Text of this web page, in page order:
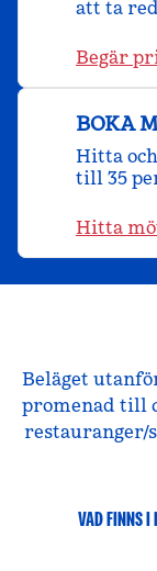
att ta
Begär
BOKA
Hitta
till 35
Hitta
Beläget
promenad till
restauranger/
VAD FINNS I